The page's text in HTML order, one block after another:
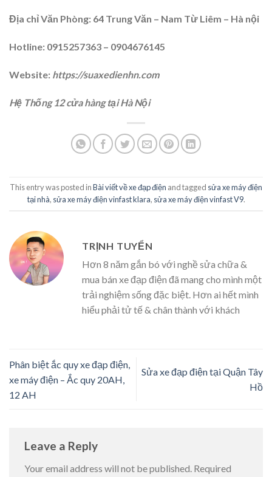
Địa chỉ Văn Phòng: 64 Trung Văn – Nam Từ Liêm – Hà nội
Hotline: 0915257363 – 0904676145
Website: https://suaxedienhn.com
Hệ Thống 12 cửa hàng tại Hà Nội
This entry was posted inBài viết về xe đạp điện and tagged sửa xe máy điện
tại nhà, sửa xe máy điện vinfast klara, sửa xe máy điện vinfast V9.
TRỊNH TUYỂN
Hơn 8 năm gắn bó với nghề sửa chữa &
mua bán xe đạp điện đã mang cho mình một
trải nghiệm sống đặc biệt. Hơn ai hết mình
hiểu phải tử tế & chân thành với khách
Phân biệt ắc quy xe đạp điện,
xe máy điện – Ắc quy 20AH,
12 AH
Sửa xe đạp điện tại Quận Tây
Hồ
Leave a Reply
Your email address will not be published. Required